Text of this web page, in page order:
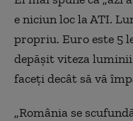
e niciun loc la ATI.
propriu. Euro este 5
depășit viteza
faceți decât să vă
„România se